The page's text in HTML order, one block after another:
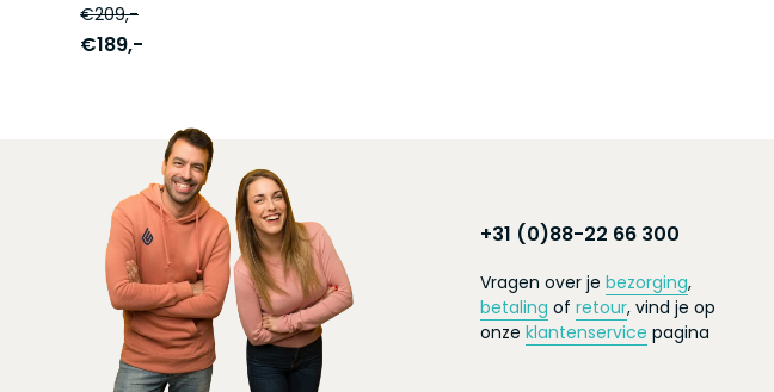
€209,-
€189,-
+31 (0)88-22 66 300
Vragen over je bezorging,
betaling of retour, vind je op
onze klantenservice pagina